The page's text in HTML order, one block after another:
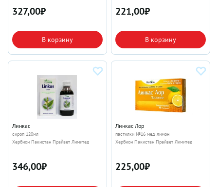
327,00₽
В корзину
221,00₽
В корзину
Линкас
сироп 120мл
Хербион Пакистан Прайвет Лимитед
346,00₽
Линкас Лор
пастилки №16 мед-лимон
Хербион Пакистан Прайвет Лимитед
225,00₽